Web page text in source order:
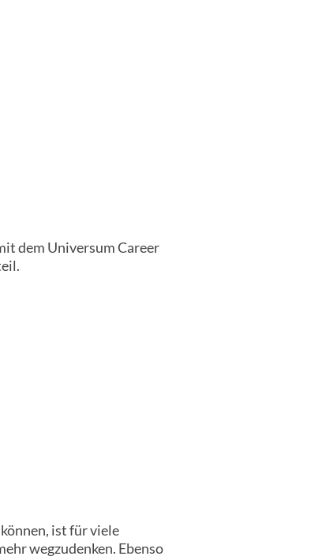
dem Universum Career
ist für viele
wegzudenken. Ebenso